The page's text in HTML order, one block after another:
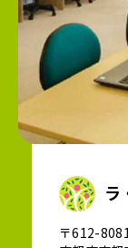
ラ
〒612-